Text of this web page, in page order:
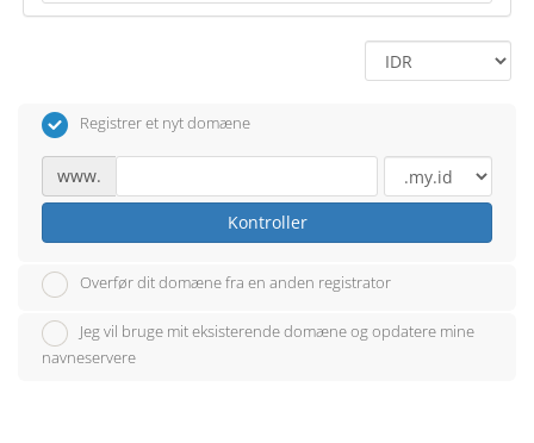
Registrer et nyt domæne
www.
Kontroller
Overfør dit domæne fra en anden registrator
Jeg vil bruge mit eksisterende domæne og opdatere mine
navneservere